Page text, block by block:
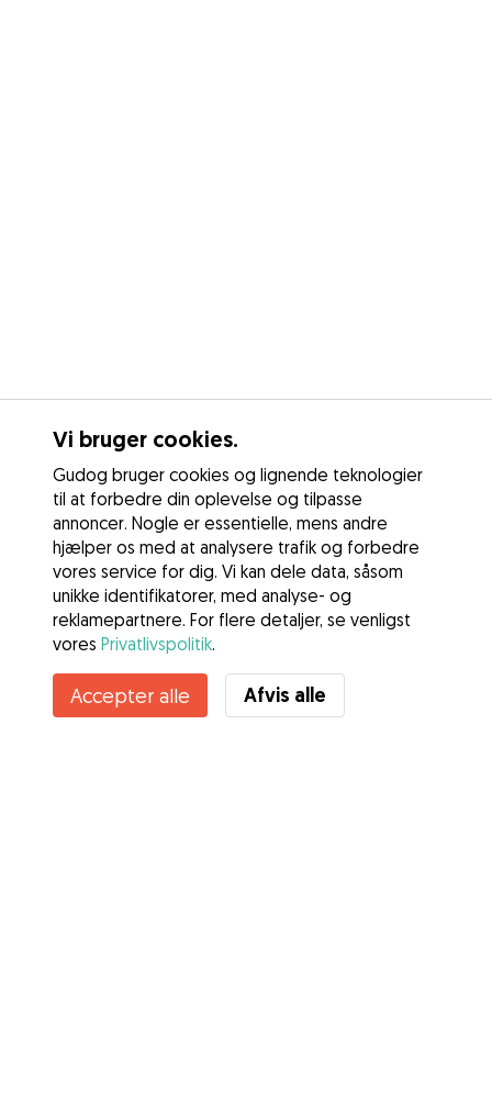
Kontakt Mathilde Thulsted
Kender du Gudogs fordele? Se mere
Vi bruger cookies.
Gudog bruger cookies og lignende teknologier
til at forbedre din oplevelse og tilpasse
annoncer. Nogle er essentielle, mens andre
hjælper os med at analysere trafik og forbedre
vores service for dig. Vi kan dele data, såsom
unikke identifikatorer, med analyse- og
reklamepartnere. For flere detaljer, se venligst
vores Privatlivspolitik.
Accepter alle Afvis alle